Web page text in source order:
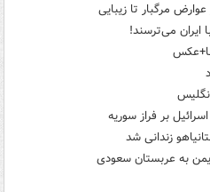
مرگبار تا زیبایی
ایران می‌ترسند!
بر فراز سوریه
زندانی شد
به عربستان سعودی